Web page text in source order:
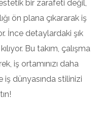
bir zarafeti değil,
ön plana çıkararak iş
İnce detaylardaki şık
Bu takım, çalışma
iş ortamınızı daha
iş dünyasında stilinizi